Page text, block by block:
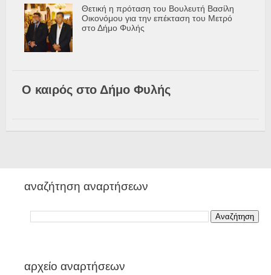
Θετική η πρόταση του Βουλευτή Βασίλη
Οικονόμου για την επέκταση του Μετρό
στο Δήμο Φυλής
Ο καιρός στο Δήμο Φυλής
αναζήτηση αναρτήσεων
αρχείο αναρτήσεων